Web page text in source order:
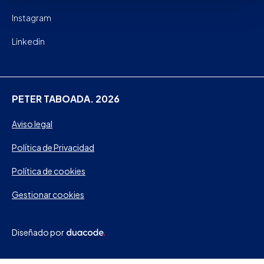
Instagram
Linkedin
PETER TABOADA. 2026
Aviso legal
Política de Privacidad
Política de cookies
Gestionar cookies
Diseñado por